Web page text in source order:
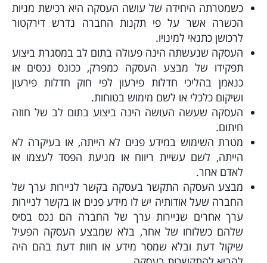
כשמטרתה היחידה של עושה העסקה היא רכישת מניות
הכשרה אשר על פי תקנות החברה נדרש דירקטור
לרכושן כתנאי למינויו.
העסקה שנעשתה הינה פעולה בתום לב במסגרת ביצוע
תפקידו של מבצע העסקה כמפרק, ככונס נכסים או
כנאמן בהליכי חדלות פירעון לפי חוק חדלות פירעון
ושיקום כלכלי או לשם מימוש בטוחות.
העסקה שעשה העושה הינה ביצוע בתום לב של חוזה
חיתום.
מטרת השימוש במידע פנים לא הייתה, או בעיקרה לא
הייתה, לשם עשיית ריווח או מניעת הפסד לעצמו או
לאדם אחר.
מבצע העסקה התקשר בעסקה בקשר לניירות ערך של
החברה שעל אודותיה יש לו מידע פנים או בקשר לניירות
ערך אחרים שניירות ערך של החברה הם נכס בסיס
שלהם כשלוחו של אחר, בלא שמבצע העסקה הפעיל
שיקול דעת ובלא שמסר מידע או חוות דעת בהם היה